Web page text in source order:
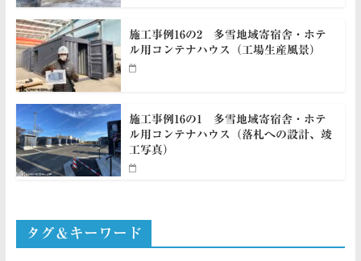
施工事例16の2 多雪地域寄宿舎・ホテ
ル用コンテナハウス（工場生産風景）
施工事例16の1 多雪地域寄宿舎・ホテ
ル用コンテナハウス（落札への設計、竣
工写真）
タグ＆キーワード